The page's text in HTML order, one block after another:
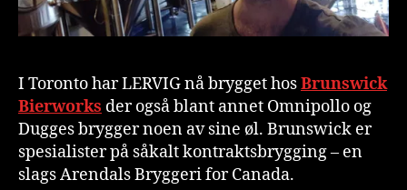
I Toronto har LERVIG nå brygget hosBrunswick
Bierworks der også blant annet Omnipollo og
Dugges brygger noen av sine øl. Brunswick er
spesialister på såkalt kontraktsbrygging – en
slags Arendals Bryggeri for Canada.